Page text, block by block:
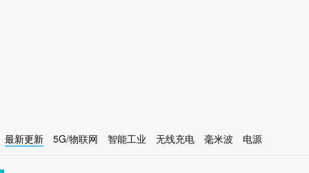
最新更新 5G/物联网 智能工业 无线充电 毫米波
电源